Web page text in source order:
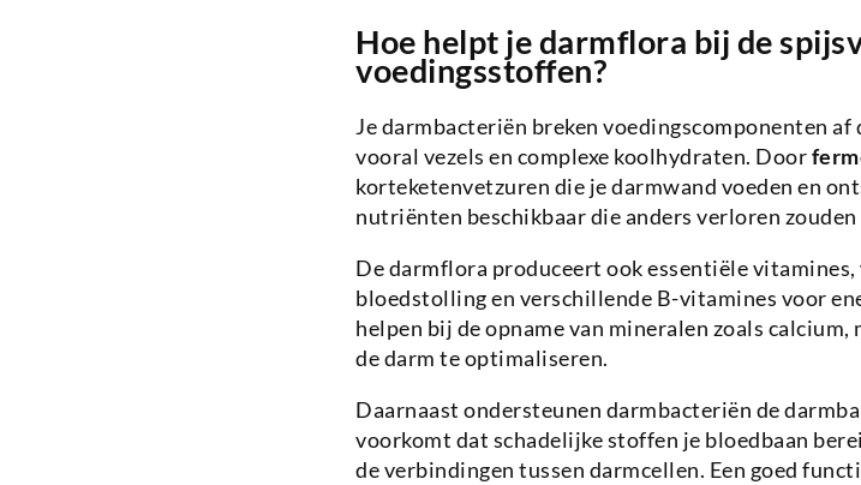
Hoe helpt je darmflora bij de
voedingsstoffen?
Je darmbacteriën breken voedingscomponenten
vooral vezels en complexe koolhydraten. Door
korteketenvetzuren die je darmwand voeden en
nutriënten beschikbaar die anders verloren zouden
De darmflora produceert ook essentiële
bloedstolling en verschillende B-vitamines voor
helpen bij de opname van mineralen zoals
de darm te optimaliseren.
Daarnaast ondersteunen darmbacteriën de
voorkomt dat schadelijke stoffen je bloedbaan
de verbindingen tussen darmcellen. Een goed